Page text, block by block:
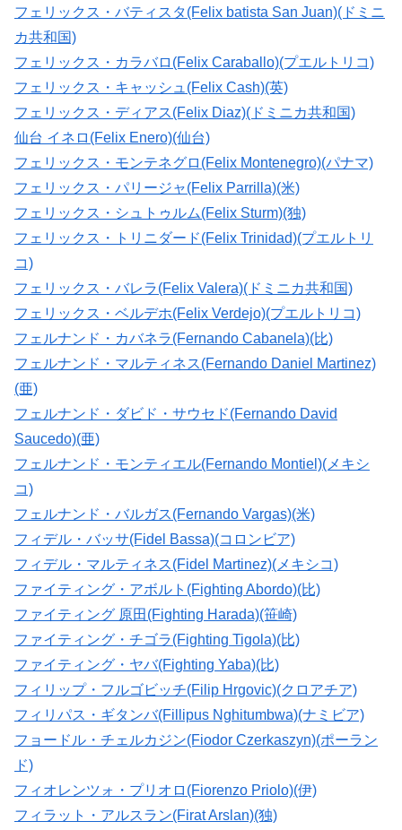
フェリックス・バティスタ(Felix batista San Juan)(ドミニ
カ共和国)
フェリックス・カラバロ(Felix Caraballo)(プエルトリコ)
フェリックス・キャッシュ(Felix Cash)(英)
フェリックス・ディアス(Felix Diaz)(ドミニカ共和国)
仙台 イネロ(Felix Enero)(仙台)
フェリックス・モンテネグロ(Felix Montenegro)(パナマ)
フェリックス・パリージャ(Felix Parrilla)(米)
フェリックス・シュトゥルム(Felix Sturm)(独)
フェリックス・トリニダード(Felix Trinidad)(プエルトリ
コ)
フェリックス・バレラ(Felix Valera)(ドミニカ共和国)
フェリックス・ベルデホ(Felix Verdejo)(プエルトリコ)
フェルナンド・カバネラ(Fernando Cabanela)(比)
フェルナンド・マルティネス(Fernando Daniel Martinez)
(亜)
フェルナンド・ダビド・サウセド(Fernando David
Saucedo)(亜)
フェルナンド・モンティエル(Fernando Montiel)(メキシ
コ)
フェルナンド・バルガス(Fernando Vargas)(米)
フィデル・バッサ(Fidel Bassa)(コロンビア)
フィデル・マルティネス(Fidel Martinez)(メキシコ)
ファイティング・アボルト(Fighting Abordo)(比)
ファイティング 原田(Fighting Harada)(笹崎)
ファイティング・チゴラ(Fighting Tigola)(比)
ファイティング・ヤバ(Fighting Yaba)(比)
フィリップ・フルゴビッチ(Filip Hrgovic)(クロアチア)
フィリパス・ギタンバ(Fillipus Nghitumbwa)(ナミビア)
フョードル・チェルカジン(Fiodor Czerkaszyn)(ポーラン
ド)
フィオレンツォ・プリオロ(Fiorenzo Priolo)(伊)
フィラット・アルスラン(Firat Arslan)(独)